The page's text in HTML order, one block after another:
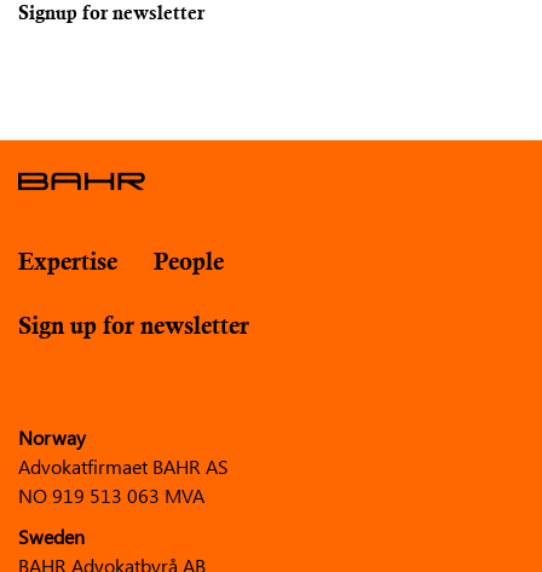
Signup for newsletter
Expertise People
Sign up for newsletter
Norway
Advokatfirmaet BAHR AS
NO 919 513 063 MVA
Sweden
BAHR Advokatbyrå AB